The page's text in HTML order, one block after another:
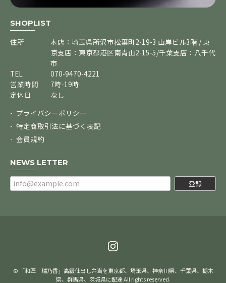
SHOPLIST
住所
本店：埼玉県所沢市松葉町2-19-3 山岸ビル3階 / 東
京支店：東京都港区南青山2-15-5/千葉支店：八千代
市
TEL
070-9470-4221
営業時間
7時-19時
定休日
なし
プライバシーポリシー
特定商取引法に基づく表記
会員規約
NEWS LETTER
登録
© 「和匠 瑞乃香」高級仕出し弁当を東京都、埼玉県、神奈川県、千葉県、栃木
県、群馬県、茨城県に配達 All rights reserved.